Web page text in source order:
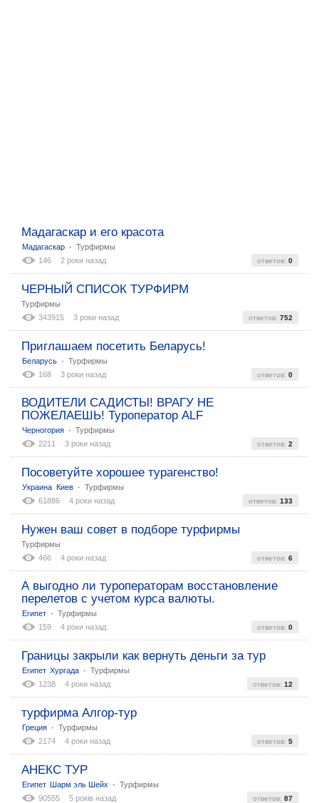
Мадагаскар и его красота
Мадагаскар Турфирмы
ответов: 0
146 2 роки назад
ЧЕРНЫЙ СПИСОК ТУРФИРМ
Турфирмы
ответов: 752
343915 3 роки назад
Приглашаем посетить Беларусь!
Беларусь Турфирмы
ответов: 0
168 3 роки назад
ВОДИТЕЛИ САДИСТЫ! ВРАГУ НЕ
ПОЖЕЛАЕШЬ! Туроператор ALF
Черногория Турфирмы
ответов: 2
2211 3 роки назад
Посоветуйте хорошее турагенство!
Украина Киев Турфирмы
ответов: 133
61886 4 роки назад
Нужен ваш совет в подборе турфирмы
Турфирмы
ответов: 6
466 4 роки назад
А выгодно ли туроператорам восстановление
перелетов с учетом курса валюты.
Египет Турфирмы
ответов: 0
159 4 роки назад
Границы закрыли как вернуть деньги за тур
Египет Хургада Турфирмы
ответов: 12
1238 4 роки назад
турфирма Алгор-тур
Греция Турфирмы
ответов: 5
2174 4 роки назад
АНЕКС ТУР
Египет Шарм эль Шейх Турфирмы
ответов: 87
90555 5 років назад